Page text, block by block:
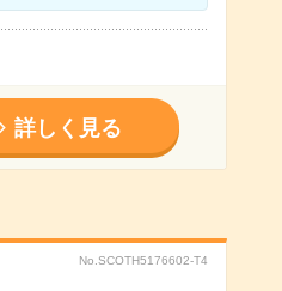
詳しく見る
No.SCOTH5176602-T4